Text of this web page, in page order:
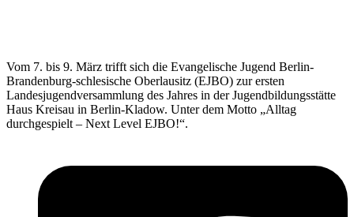
Vom 7. bis 9. März trifft sich die Evangelische Jugend Berlin-
Brandenburg-schlesische Oberlausitz (EJBO) zur ersten
Landesjugendversammlung des Jahres in der Jugendbildungsstätte
Haus Kreisau in Berlin-Kladow. Unter dem Motto „Alltag
durchgespielt – Next Level EJBO!“.